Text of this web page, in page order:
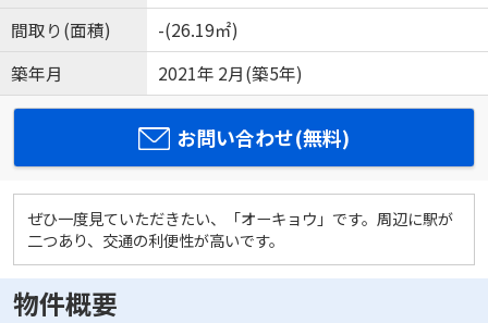
間取り(面積)
-(26.19㎡)
築年月
2021年 2月(築5年)
お問い合わせ(無料)
ぜひ一度見ていただきたい、「オーキョウ」です。周辺に駅が
二つあり、交通の利便性が高いです。
物件概要